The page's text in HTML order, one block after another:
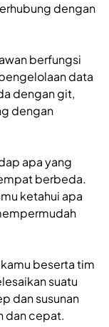
dengan
berfungsi
data
dengan git,
dengan
apa yang
berbeda.
ketahui apa
beserta tim
suatu
dan susunan
dan cepat.